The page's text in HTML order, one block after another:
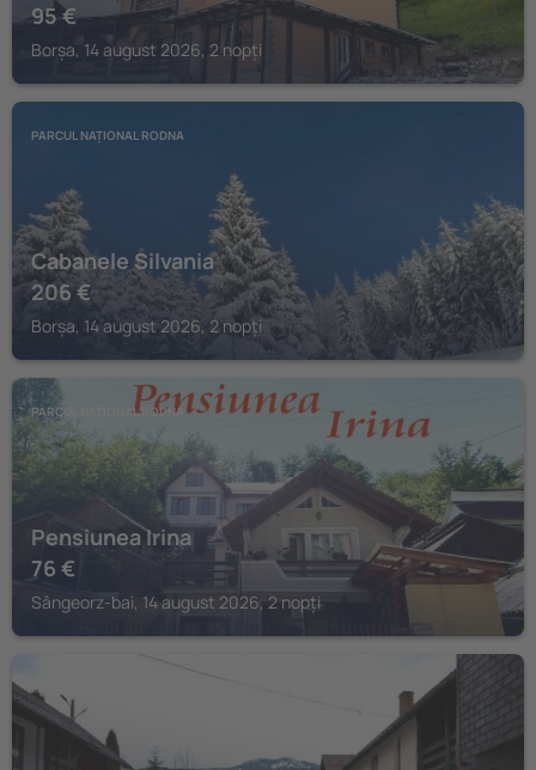
95 €
Borșa, 14 august 2026, 2 nopți
PARCUL NAȚIONAL RODNA
Cabanele Silvania
206€
Borșa, 14 august 2026, 2 nopți
PARCUL NAȚIONAL RODNA
Pensiunea Irina
76 €
Sângeorz-bai, 14 august 2026, 2 nopți
PARCUL NAȚIONAL RODNA